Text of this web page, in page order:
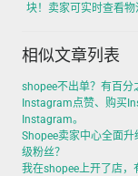
块！卖家可实时查看
相似文章列表
shopee不出单？有百
Instagram点赞、购买
Instagram。
Shopee卖家中心全面
级粉丝？
我在shopee上开了店